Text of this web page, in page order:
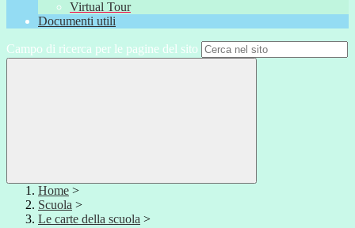
Virtual Tour
Documenti utili
Campo di ricerca per le pagine del sito
Home >
Scuola >
Le carte della scuola >